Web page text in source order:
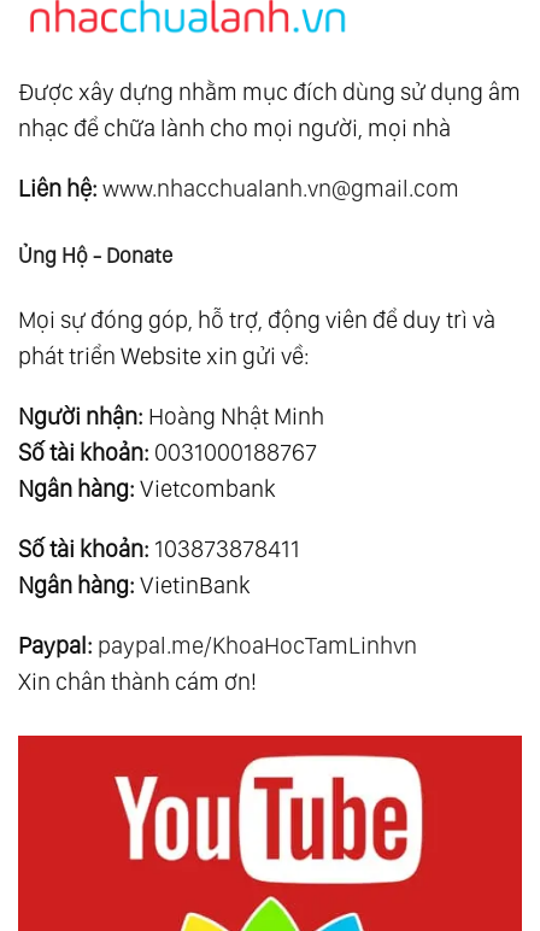
Được xây dựng nhằm mục đích dùng sử dụng âm
nhạc để chữa lành cho mọi người, mọi nhà
Liên hệ: www.nhacchualanh.vn@gmail.com
Ủng Hộ - Donate
Mọi sự đóng góp, hỗ trợ, động viên để duy trì và
phát triển Website xin gửi về:
Người nhận: Hoàng Nhật Minh
Số tài khoản: 0031000188767
Ngân hàng: Vietcombank
Số tài khoản: 103873878411
Ngân hàng: VietinBank
Paypal: paypal.me/KhoaHocTamLinhvn
Xin chân thành cám ơn!